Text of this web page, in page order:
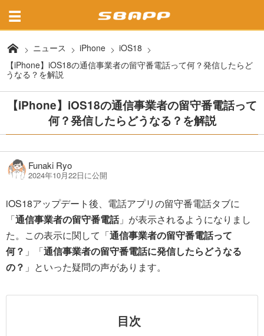
ニュース iPhone
iOS18
【iPhone】iOS18の通信事業者の留守番電話って何？発信したらど
うなる？を解説
【iPhone】iOS18の通信事業者の留守番電話って
何？発信したらどうなる？を解説
Funaki Ryo
2024年10月22日に公開
iOS18アップデート後、電話アプリの留守番電話タブに
「通信事業者の留守番電話」が表示されるようになりまし
た。この表示に関して「通信事業者の留守番電話って
何？ 」「通信事業者の留守番電話に発信したらどうなる
の？ 」といった疑問の声があります。
目次